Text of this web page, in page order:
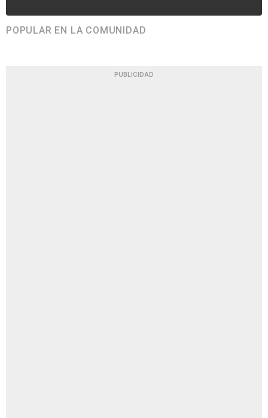
POPULAR EN LA COMUNIDAD
PUBLICIDAD